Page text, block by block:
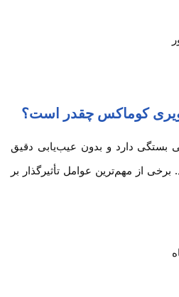
کوماکس چقدر است؟
بستگی دارد و بدون عیب‌یابی دقیق
برخی از مهم‌ترین عوامل تأثیرگذار بر